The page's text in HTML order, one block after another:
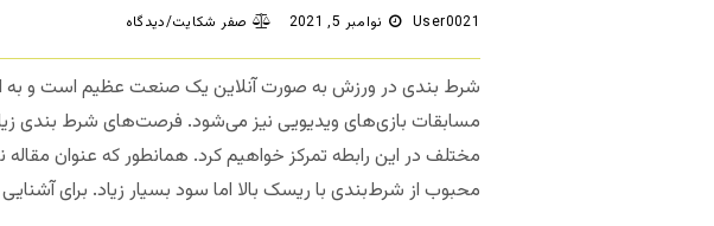
User0021 نوامبر 5, 2021 صفر شکایت/دیدگاه
شرط بندی در ورزش به صورت آنلاین یک صنعت عظیم است و به
مسابقات بازی‌های ویدیویی نیز می‌شود. فرصت‌های شرط بندی
مختلف در این رابطه تمرکز خواهیم کرد. همانطور که عنوان
محبوب از شرط‌بندی با ریسک بالا اما سود بسیار زیاد. برای آشنایی